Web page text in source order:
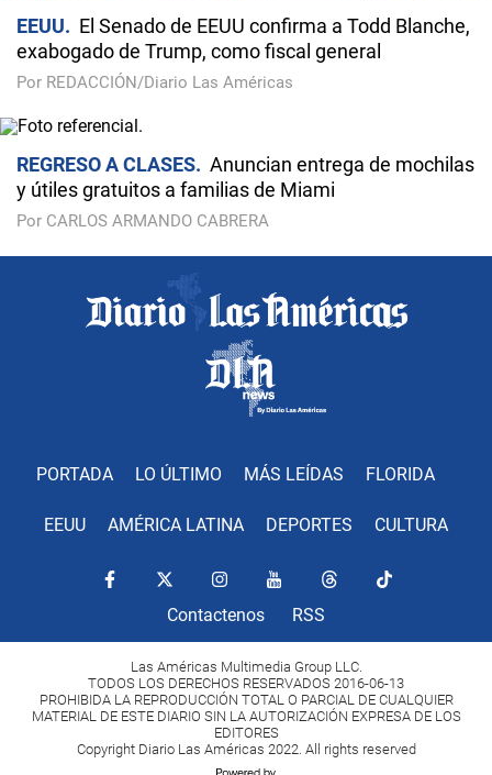
EEUU
El Senado de EEUU confirma a Todd Blanche,
exabogado de Trump, como fiscal general
Por REDACCIÓN/Diario Las Américas
REGRESO A CLASES
Anuncian entrega de mochilas
y útiles gratuitos a familias de Miami
Por CARLOS ARMANDO CABRERA
PORTADA LO ÚLTIMO MÁS LEÍDAS FLORIDA
EEUU AMÉRICA LATINA DEPORTES CULTURA
Contactenos RSS
Las Américas Multimedia Group LLC.
TODOS LOS DERECHOS RESERVADOS 2016-06-13
PROHIBIDA LA REPRODUCCIÓN TOTAL O PARCIAL DE CUALQUIER
MATERIAL DE ESTE DIARIO SIN LA AUTORIZACIÓN EXPRESA DE LOS
EDITORES
Copyright Diario Las Américas 2022. All rights reserved